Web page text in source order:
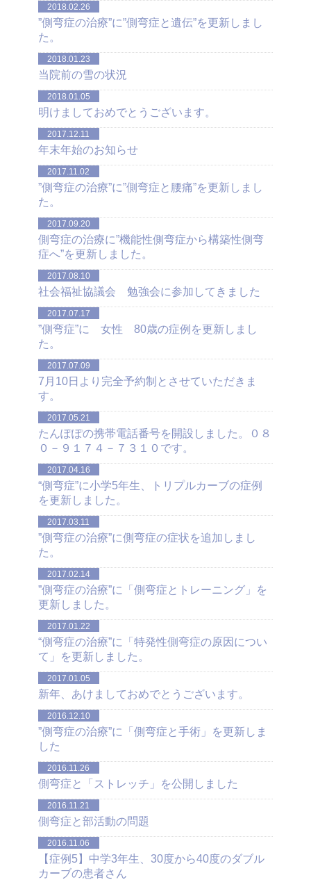
2018.02.26
”側弯症の治療”に”側弯症と遺伝”を更新しまし
た。
2018.01.23
当院前の雪の状況
2018.01.05
明けましておめでとうございます。
2017.12.11
年末年始のお知らせ
2017.11.02
”側弯症の治療”に”側弯症と腰痛”を更新しまし
た。
2017.09.20
側弯症の治療に”機能性側弯症から構築性側弯
症へ”を更新しました。
2017.08.10
社会福祉協議会 勉強会に参加してきました
2017.07.17
”側弯症”に 女性 80歳の症例を更新しまし
た。
2017.07.09
7月10日より完全予約制とさせていただきま
す。
2017.05.21
たんぽぽの携帯電話番号を開設しました。０８
０－９１７４－７３１０です。
2017.04.16
“側弯症”に小学5年生、トリプルカーブの症例
を更新しました。
2017.03.11
”側弯症の治療”に側弯症の症状を追加しまし
た。
2017.02.14
”側弯症の治療”に「側弯症とトレーニング」を
更新しました。
2017.01.22
“側弯症の治療”に「特発性側弯症の原因につい
て」を更新しました。
2017.01.05
新年、あけましておめでとうございます。
2016.12.10
”側弯症の治療”に「側弯症と手術」を更新しま
した
2016.11.26
側弯症と「ストレッチ」を公開しました
2016.11.21
側弯症と部活動の問題
2016.11.06
【症例5】中学3年生、30度から40度のダブル
カーブの患者さん